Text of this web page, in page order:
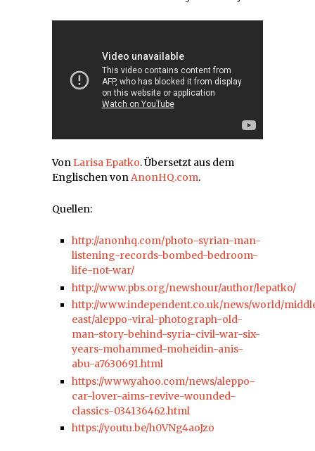
Von Larisa Epatko. Übersetzt aus dem
Englischen vonAnonHQ.com.
Quellen:
http://anonhq.com/photo-syrian-man-
listening-records-bombed-bedroom-
life-not-war/
http://www.pbs.org/newshour/author/lepatko/
http://www.independent.co.uk/news/world/
east/aleppo-viral-photograph-old-
man-story-behind-syria-civil-war-six-
years-mohammed-moheidin-anis-
abu-a7630691.html
https://www.yahoo.com/news/aleppo-
car-lover-aims-revive-wounded-
classics-034136462.html
https://youtu.be/h0VNg4aoJzo